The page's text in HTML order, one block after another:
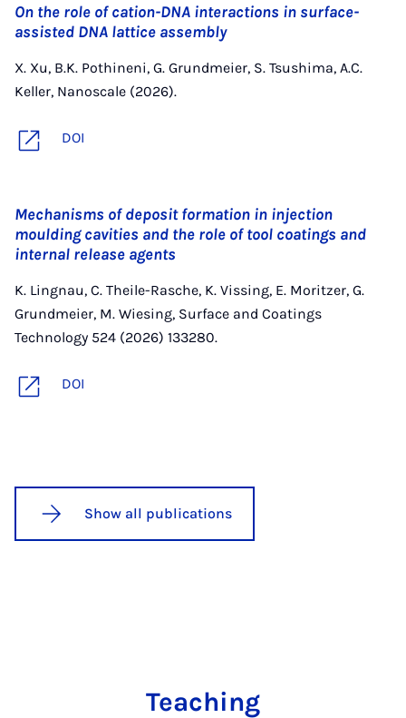
On the role of cation-DNA interactions in surface-
assisted DNA lattice assembly
X. Xu, B.K. Pothineni, G. Grundmeier, S. Tsushima, A.C.
Keller, Nanoscale (2026).
DOI
Mechanisms of deposit formation in injection
moulding cavities and the role of tool coatings and
internal release agents
K. Lingnau, C. Theile-Rasche, K. Vissing, E. Moritzer, G.
Grundmeier, M. Wiesing, Surface and Coatings
Technology 524 (2026) 133280.
DOI
Show all publications
Teaching